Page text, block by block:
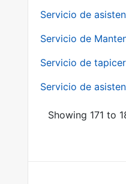
Servicio de
Servicio de
Servicio de
Servicio de
Showing 171 to